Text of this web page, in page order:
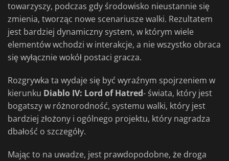
towarzyszy, podczas gdy środowisko nieustannie się
zmienia, tworząc nowe scenariusze walki. Rezultatem
jest bardziej dynamiczny system, w którym wiele
elementów wchodzi w interakcje, a nie wszystko obraca
się wyłącznie wokół postaci gracza.
Rozgrywka ta wydaje się być wyraźnym spojrzeniem w
kierunku Diablo IV: Lord of Hatred- świata, który jest
bogatszy w różnorodność, systemu walki, który jest
bardziej złożony i ogólnego projektu, który nagradza
dbałość o szczegóły.
Mając to na uwadze, jest prawdopodobne, że droga